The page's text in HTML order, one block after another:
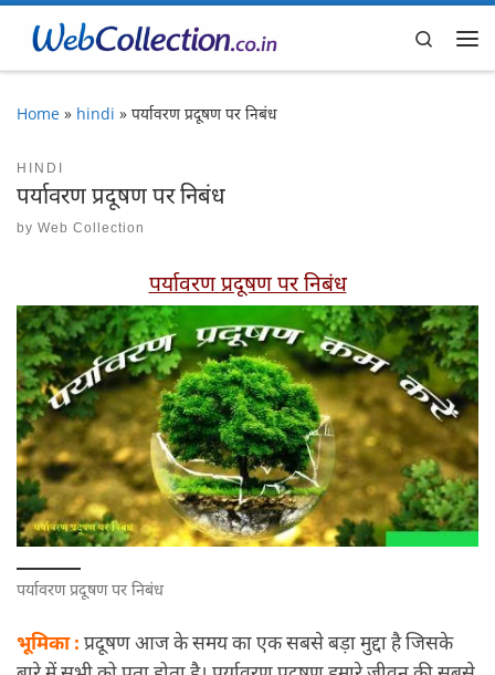
Skip to content
Search
Home » hindi » पर्यावरण प्रदूषण पर निबंध
HINDI
पर्यावरण प्रदूषण पर निबंध
by Web Collection
पर्यावरण प्रदूषण पर निबंध
पर्यावरण प्रदूषण पर निबंध
भूमिका : प्रदूषण आज के समय का एक सबसे बड़ा मुद्दा है जिसके